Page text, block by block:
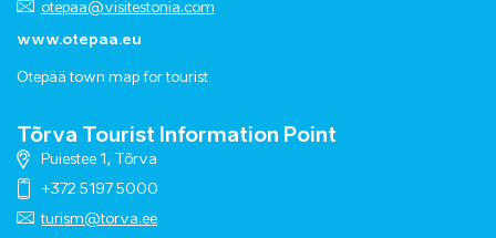
otepaa@visitestonia.com
www.otepaa.eu
Otepää town map for tourist
Tõrva Tourist Information Point
Puiestee 1, Tõrva
+372 5197 5000
turism@torva.ee